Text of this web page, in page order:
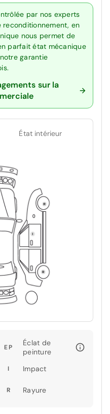
par nos experts
reconditionnement, en
nous permet de
parfait état mécanique
garantie
sur la
État intérieur
EP
Éclat de
peinture
I Impact
R Rayure